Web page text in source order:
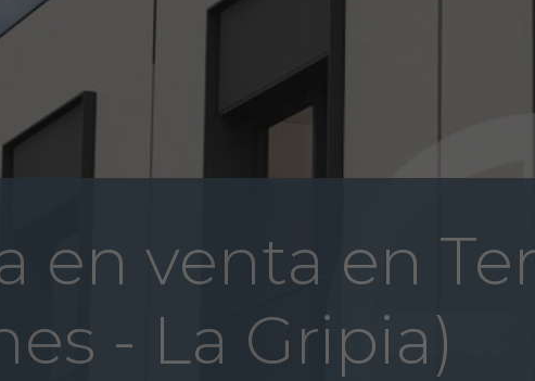
en venta en
- La Gripia)